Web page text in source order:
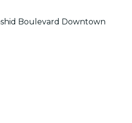
Boulevard Downtown